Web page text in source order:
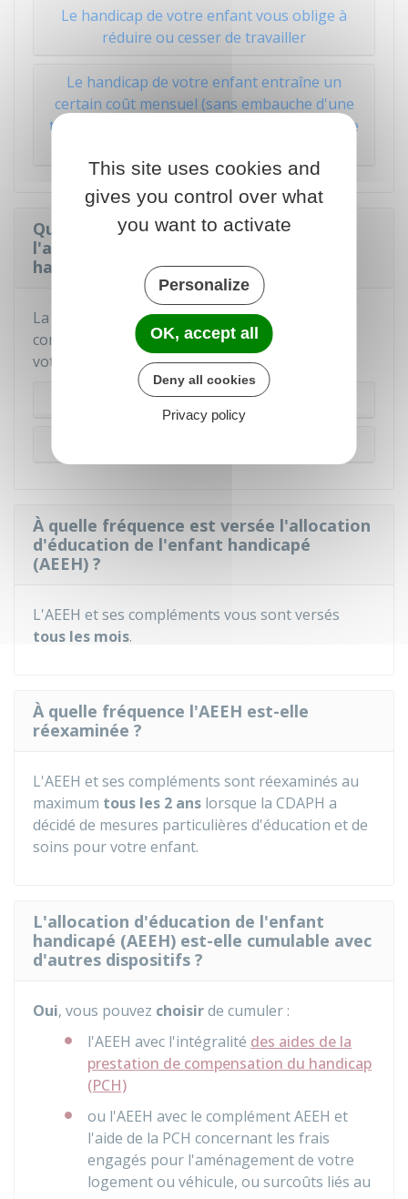
Le handicap de votre enfant vous oblige à
réduire ou cesser de travailler
Le handicap de votre enfant entraîne un
certain coût mensuel (sans embauche d'une
tierce personne ou réduction ou cessation de
Quelle est la durée d'attribution de
l'allocation d'éducation de l'enfant
handicapé (AEEH) ?
La durée d'attribution de l'AEEH et de ses
compléments
dépend du taux d'incapacité
votre enfant.
Taux de 80 % ou +
À quelle fréquence est versée l'allocation
d'éducation de l'enfant handicapé
(AEEH) ?
L'AEEH et ses compléments vous sont versés
tous les mois.
À quelle fréquence l'AEEH est-elle
réexaminée ?
L'AEEH et ses compléments sont réexaminés au
maximum tous les 2 ans lorsque la CDAPH a
décidé de mesures particulières d'éducation et de
soins pour votre enfant.
L'allocation d'éducation de l'enfant
handicapé (AEEH) est-elle cumulable avec
d'autres dispositifs ?
Oui, vous pouvez choisirde cumuler :
l'AEEH avec l'intégralité des aides de la
prestation de compensation du handicap
(PCH)
ou l'AEEH avec le complément AEEH et
l'aide de la PCH concernant les frais
engagés pour l'aménagement de votre
logement ou véhicule, ou surcoûts liés au
This site uses cookies and
gives you control over what
you want to activate
Personalize
OK, accept all
Deny all cookies
Privacy policy